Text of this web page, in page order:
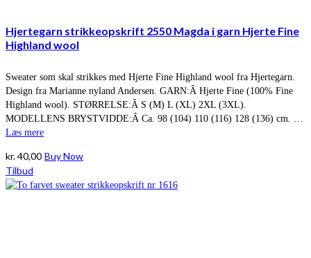
Hjertegarn strikkeopskrift 2550 Magda i garn Hjerte Fine
Highland wool
Sweater som skal strikkes med Hjerte Fine Highland wool fra Hjertegarn.
Design fra Marianne nyland Andersen. GARN:Â Hjerte Fine (100% Fine
Highland wool). STØRRELSE:Â S (M) L (XL) 2XL (3XL).
MODELLENS BRYSTVIDDE:Â Ca. 98 (104) 110 (116) 128 (136) cm. …
Læs mere
kr.40,00 Buy Now
Tilbud